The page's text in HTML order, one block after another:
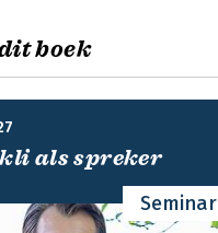
boek
als spreker
Seminar